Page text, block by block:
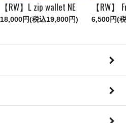
【RW】L zip wallet NE
18,000円(税込19,800円)
【RW】
6,500円(